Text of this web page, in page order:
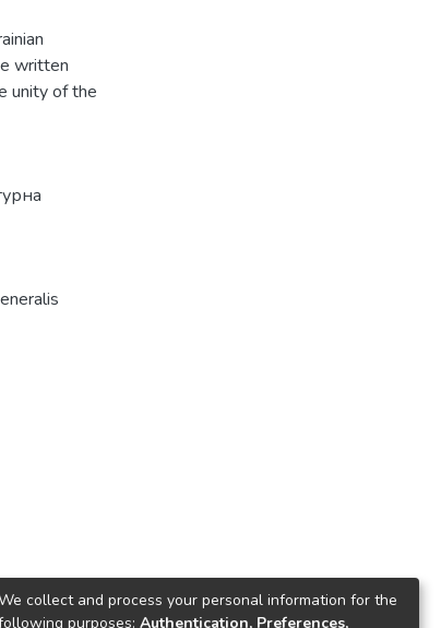
written
unity of the
collect and process your personal information for the
purposes: Authentication, Preferences,